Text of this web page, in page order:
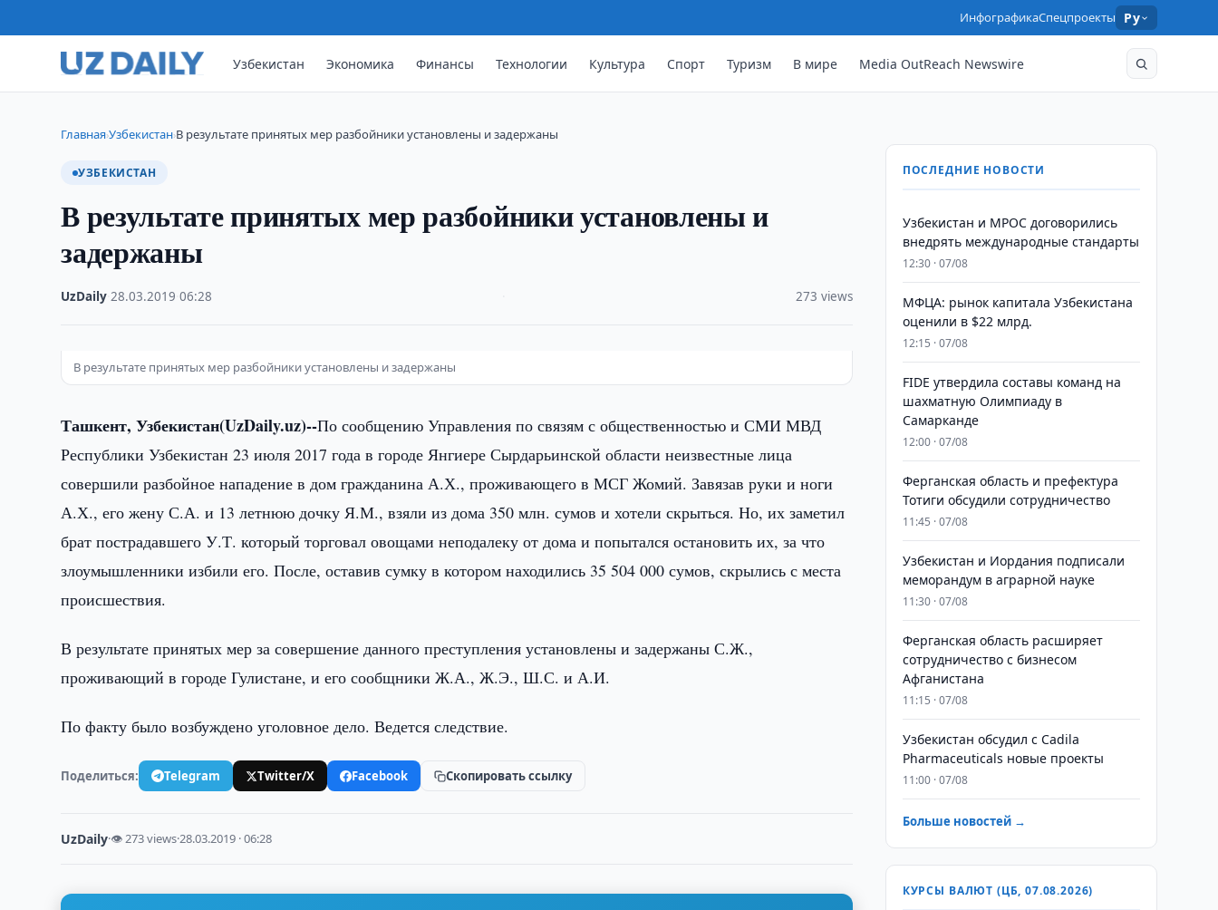
ИнфографикаСпецпроекты Ру
Узбекистан Экономика Финансы Технологии Культура Спорт Туризм В мире Media OutReach Newswire
Главная›Узбекистан›В результате принятых мер разбойники установлены и задержаны
УЗБЕКИСТАН
В результате принятых мер разбойники установлены и
задержаны
UzDaily ·28.03.2019 ·06:28 273 views
В результате принятых мер разбойники установлены и задержаны
Ташкент, Узбекистан(UzDaily.uz)--По сообщению Управления по связям с общественностью и СМИ МВД
Республики Узбекистан 23 июля 2017 года в городе Янгиере Сырдарьинской области неизвестные лица
совершили разбойное нападение в дом гражданина А.Х., проживающего в МСГ Жомий. Завязав руки и ноги
А.Х., его жену С.А. и 13 летнюю дочку Я.М., взяли из дома 350 млн. сумов и хотели скрыться. Но, их заметил
брат пострадавшего У.Т. который торговал овощами неподалеку от дома и попытался остановить их, за что
злоумышленники избили его. После, оставив сумку в котором находились 35 504 000 сумов, скрылись с места
происшествия.
В результате принятых мер за совершение данного преступления установлены и задержаны С.Ж.,
проживающий в городе Гулистане, и его сообщники Ж.А., Ж.Э., Ш.С. и А.И.
По факту было возбуждено уголовное дело. Ведется следствие.
Поделиться: Telegram Twitter/X Facebook Скопировать ссылку
UzDaily·👁 273 views·28.03.2019 · 06:28
ПОСЛЕДНИЕ НОВОСТИ
Узбекистан и MPOC договорились
внедрять международные стандарты
12:30 · 07/08
МФЦА: рынок капитала Узбекистана
оценили в $22 млрд.
12:15 · 07/08
FIDE утвердила составы команд на
шахматную Олимпиаду в
Самарканде
12:00 · 07/08
Ферганская область и префектура
Тотиги обсудили сотрудничество
11:45 · 07/08
Узбекистан и Иордания подписали
меморандум в аграрной науке
11:30 · 07/08
Ферганская область расширяет
сотрудничество с бизнесом
Афганистана
11:15 · 07/08
Узбекистан обсудил с Cadila
Pharmaceuticals новые проекты
11:00 · 07/08
Больше новостей →
КУРСЫ ВАЛЮТ (ЦБ, 07.08.2026)